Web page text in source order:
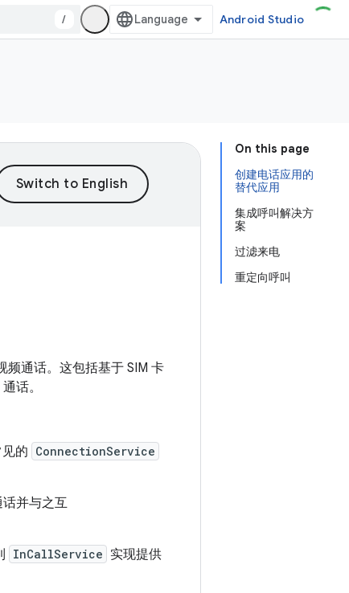
/ Android Studio
On this page
创建电话应用的
替代应用
集成呼叫解决方
案
过滤来电
重定向呼叫
频通话。这包括基于 SIM 卡
话。
的 ConnectionService
并与之互
InCallService 实现提供